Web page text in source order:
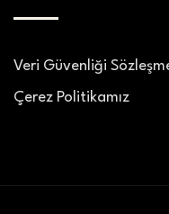
Veri Güvenliği
Çerez Politikamız